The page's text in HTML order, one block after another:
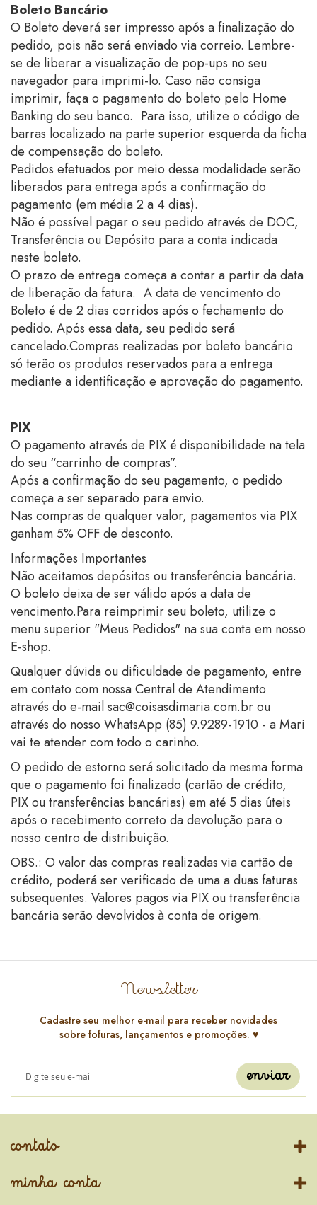
Boleto Bancário
O Boleto deverá ser impresso após a finalização do
pedido, pois não será enviado via correio. Lembre-
se de liberar a visualização de pop-ups no seu
navegador para imprimi-lo. Caso não consiga
imprimir, faça o pagamento do boleto pelo Home
Banking do seu banco. Para isso, utilize o código de
barras localizado na parte superior esquerda da ficha
de compensação do boleto.
Pedidos efetuados por meio dessa modalidade serão
liberados para entrega após a confirmação do
pagamento (em média 2 a 4 dias).
Não é possível pagar o seu pedido através de DOC,
Transferência ou Depósito para a conta indicada
neste boleto.
O prazo de entrega começa a contar a partir da data
de liberação da fatura. A data de vencimento do
Boleto é de 2 dias corridos após o fechamento do
pedido. Após essa data, seu pedido será
cancelado.Compras realizadas por boleto bancário
só terão os produtos reservados para a entrega
mediante a identificação e aprovação do pagamento.
PIX
O pagamento através de PIX é disponibilidade na tela
do seu “carrinho de compras”.
Após a confirmação do seu pagamento, o pedido
começa a ser separado para envio.
Nas compras de qualquer valor, pagamentos via PIX
ganham 5% OFF de desconto.
Informações Importantes
Não aceitamos depósitos ou transferência bancária.
O boleto deixa de ser válido após a data de
vencimento.Para reimprimir seu boleto, utilize o
menu superior "Meus Pedidos" na sua conta em nosso
E-shop.
Qualquer dúvida ou dificuldade de pagamento, entre
em contato com nossa Central de Atendimento
através do e-mailsac@coisasdimaria.com.brou
através do nosso WhatsApp (85) 9.9289-1910 - a Mari
vai te atender com todo o carinho.
O pedido de estorno será solicitado da mesma forma
que o pagamento foi finalizado (cartão de crédito,
PIX ou transferências bancárias) em até 5 dias úteis
após o recebimento correto da devolução para o
nosso centro de distribuição.
OBS.: O valor das compras realizadas via cartão de
crédito, poderá ser verificado de uma a duas faturas
subsequentes. Valores pagos via PIX ou transferência
bancária serão devolvidos à conta de origem.
Newsletter
Cadastre seu melhor e-mail para receber novidades
sobre fofuras, lançamentos e promoções. ♥️
enviar
contato
minha conta